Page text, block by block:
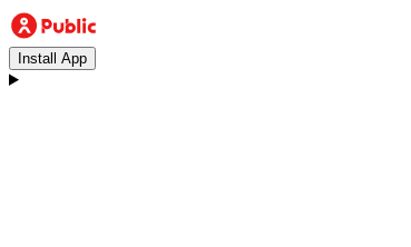
Install App